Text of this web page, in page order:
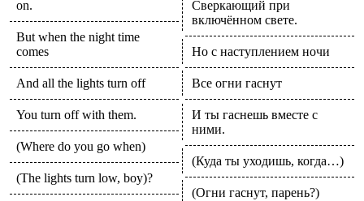
on.
But when the night time
comes
And all the lights turn off
You turn off with them.
(Where do you go when)
(The lights turn low, boy)?
Сверкающий при
включённом свете.
Но с наступлением ночи
Все огни гаснут
И ты гаснешь вместе с
ними.
(Куда ты уходишь, когда…)
(Огни гаснут, парень?)